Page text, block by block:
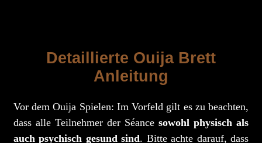
Detaillierte Ouija Brett
Anleitung
Vor dem Ouija Spielen: Im Vorfeld gilt es zu beachten,
dass alle Teilnehmer der Séance sowohl physisch als
auch psychisch gesund sind. Bitte achte darauf, dass